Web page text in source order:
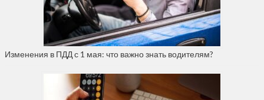
Изменения в ПДД с 1 мая: что важно знать водителям?